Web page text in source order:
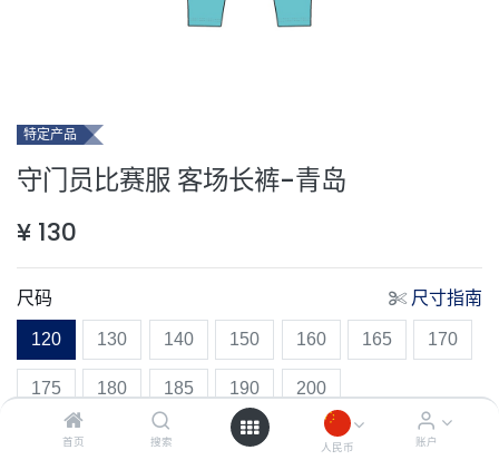
首页 搜索 人民币 账户
特定产品
守门员比赛服 客场长裤-青岛
¥ 130
尺码 尺寸指南
120 130 140 150 160 165 170
175 180 185 190 200